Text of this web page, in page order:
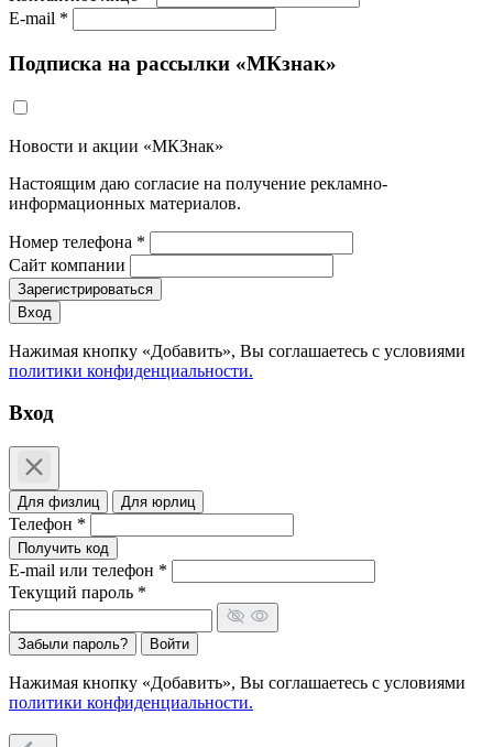
E-mail *
Подписка на рассылки «МКзнак»
Новости и акции «МКЗнак»
Настоящим даю согласие на получение рекламно-
информационных материалов.
Номер телефона *
Сайт компании
Зарегистрироваться
Вход
Нажимая кнопку «Добавить», Вы соглашаетесь c условиями
политики конфиденциальности.
Вход
Для физлиц Для юрлиц
Телефон *
Получить код
E-mail или телефон *
Текущий пароль *
Забыли пароль? Войти
Нажимая кнопку «Добавить», Вы соглашаетесь c условиями
политики конфиденциальности.